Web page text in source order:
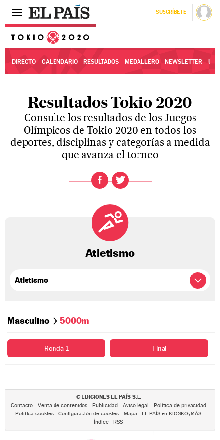
SUSCRÍBETE
DIRECTO CALENDARIO RESULTADOS MEDALLERO NEWSLETTER
Resultados Tokio 2020
Consulte los resultados de los Juegos
Olímpicos de Tokio 2020 en todos los
deportes, disciplinas y categorías a medida
que avanza el torneo
Atletismo
Masculino 5000m
Ronda 1 Final
© EDICIONES EL PAÍS S.L.
Contacto Venta de contenidos Publicidad Aviso legal
Política de privacidad
Política cookies
Configuración de cookies Mapa
EL PAÍS en KIOSKOyMÁS
Índice
RSS